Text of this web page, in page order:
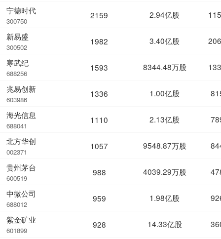
宁德时代
300750
新易盛
300502
寒武纪
688256
兆易创新
603986
海光信息
688041
北方华创
002371
贵州茅台
600519
中微公司
688012
紫金矿业
601899
2159 2.94亿股
1982 3.40亿股
1593 8344.48万股
1336 1.00亿股
1110 2.13亿股
1057 9548.87万股
988 4039.29万股
959 1.98亿股
928 14.33亿股